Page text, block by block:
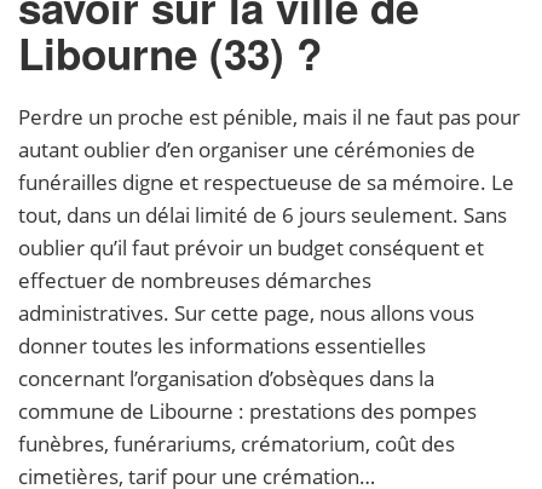
Libourne (33) ?
Perdre un proche est pénible, mais il ne faut pas pour
autant oublier d’en organiser une cérémonies de
funérailles digne et respectueuse de sa mémoire. Le
tout, dans un délai limité de 6 jours seulement. Sans
oublier qu’il faut prévoir un budget conséquent et
effectuer de nombreuses démarches
administratives. Sur cette page, nous allons vous
donner toutes les informations essentielles
concernant l’organisation d’obsèques dans la
commune de Libourne : prestations des pompes
funèbres, funérariums, crématorium, coût des
cimetières, tarif pour une crémation…